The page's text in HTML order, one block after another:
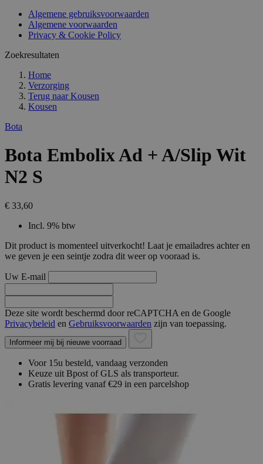
Algemene gebruiksvoorwaarden
Algemene voorwaarden
Privacy & Cookie Policy
Zoekresultaten
Home
Verzorging
Terug naar Kousen
Kousen
Bota
Bota Embolix Ad + A/Slip Wit
N2 S
€ 33,60
Incl. 9% btw
Dit product is momenteel uitverkocht! Laat je emailadres achter en
we geven je een seintje zodra dit weer op vooraad is.
Uw E-mail
Deze site wordt beschermd door reCAPTCHA en de Google
Privacybeleid en Gebruiksvoorwaarden zijn van toepassing.
Informeer mij bij nieuwe voorraad
Voor 15u besteld, vandaag verzonden
Keuze uit Bpost of GLS als transporteur.
Gratis levering vanaf €29 in een parcelshop